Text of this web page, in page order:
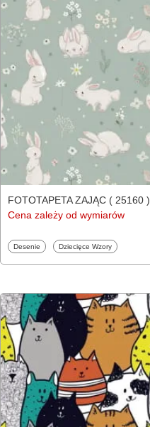
FOTOTAPETA ZAJĄC ( 25160 )
Cena zależy od wymiarów
Fototapety
Desenie Fototapety
Dziecięce Wzory